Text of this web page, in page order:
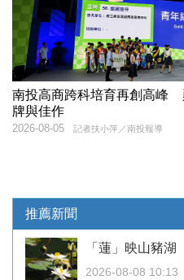
南投高商跨科培育再創高峰
牌與佳作
記者扶小萍／南投報導
2026-08-05
推薦新聞
「蓮」映山豬
2026-08-08 10:13